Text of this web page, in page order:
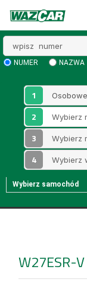
NUMER NAZWA
1
2
3
4
Wybierz samochód
W27ESR-V